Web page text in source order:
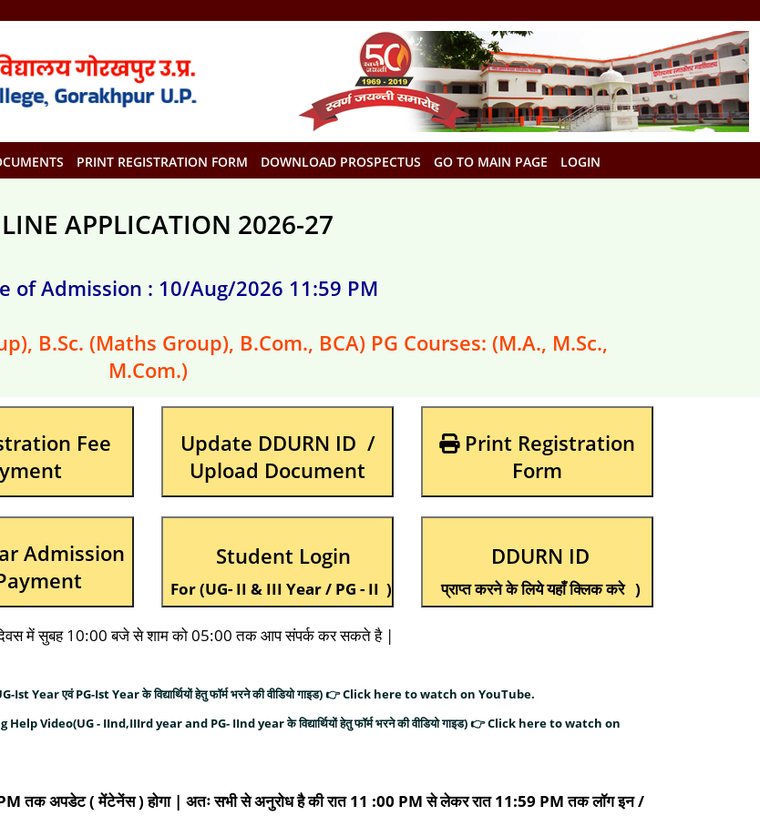
PRINT REGISTRATION FORM DOWNLOAD PROSPECTUS GO TO MAIN PAGE LOGIN
APPLICATION 2026-27
of Admission : 10/Aug/2026 11:59 PM
B.Sc. (Maths Group), B.Com., BCA) PG Courses: (M.A., M.Sc.,
M.Com.)
Fee
Update DDURN ID /
Upload Document
Print Registration
Form
Student Login
For (UG- II & III Year / PG - II )
DDURN ID
प्राप्त करने के लिये यहाँ क्लिक करे )
दिवस में सुबह 10:00 बजे से शाम को 05:00 तक आप संपर्क कर सकते है |
एवं PG-Ist Year के विद्यार्थियों हेतु फॉर्म भरने की वीडियो गाइड) 👉 Click here to watch on YouTube.
- IInd,IIIrd year and PG- IInd year के विद्यार्थियों हेतु फॉर्म भरने की वीडियो गाइड) 👉 Click here to watch on
तक अपडेट ( मेंटेनेंस ) होगा | अतः सभी से अनुरोध है की रात 11 :00 PM से लेकर रात 11:59 PM तक लॉग इन /